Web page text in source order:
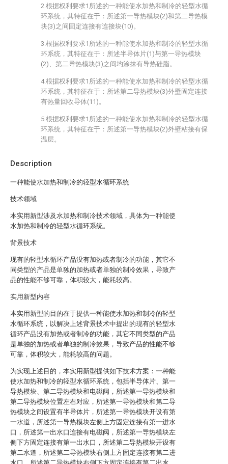
Description
一种能使水加热和制冷的轻型水循环系统
技术领域
本实用新型涉及水加热和制冷技术领域，具体为一种能使
水加热和制冷的轻型水循环系统。
背景技术
现有的轻型水循环产品没有加热或者制冷的功能，其它不
同类型的产品是单独的加热或者单独的制冷效果，导致产
品的性能不够可靠，体积较大，能耗较高。
实用新型内容
本实用新型的目的在于提供一种能使水加热和制冷的轻型
水循环系统，以解决上述背景技术中提出的现有的轻型水
循环产品没有加热或者制冷的功能，其它不同类型的产品
是单独的加热或者单独的制冷效果，导致产品的性能不够
可靠，体积较大，能耗较高的问题。
为实现上述目的，本实用新型提供如下技术方案：一种能
使水加热和制冷的轻型水循环系统，包括半导体片、第一
导热模块、第二导热模块和电磁阀，所述第一导热模块和
第二导热模块位置左右对应，所述第一导热模块和第二导
热模块之间设置有半导体片，所述第一导热模块开设有第
一水道，所述第一导热模块左侧上方固定连接有第一进水
口，所述第一出水口连接有电磁阀，所述第一导热模块左
侧下方固定连接有第一出水口，所述第二导热模块开设有
第二水道，所述第二导热模块右侧上方固定连接有第二进
2.根据权利要求1所述的一种能使水加热和制冷的轻型水循
环系统，其特征在于：所述第一导热模块(2)和第二导热模
块(3)之间固定连接有连接块(10)。
3.根据权利要求1所述的一种能使水加热和制冷的轻型水循
环系统，其特征在于：所述半导体片(1)与第一导热模块
(2)、第二导热模块(3)之间均涂抹有导热硅脂。
4.根据权利要求1所述的一种能使水加热和制冷的轻型水循
环系统，其特征在于：所述第二导热模块(3)外壁固定连接
有热量回收导体(11)。
5.根据权利要求1所述的一种能使水加热和制冷的轻型水循
环系统，其特征在于：所述第一导热模块(2)外壁粘接有保
温层。